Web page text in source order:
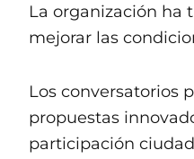
La organización ha
mejorar las
Los conversatorios
propuestas
participación